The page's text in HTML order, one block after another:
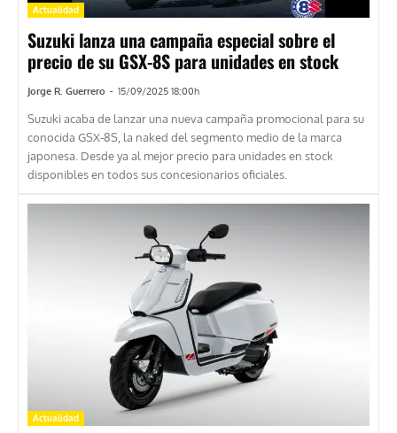
Actualidad
Suzuki lanza una campaña especial sobre el
precio de su GSX-8S para unidades en stock
Jorge R. Guerrero - 15/09/2025 18:00h
Suzuki acaba de lanzar una nueva campaña promocional para su
conocida GSX-8S, la naked del segmento medio de la marca
japonesa. Desde ya al mejor precio para unidades en stock
disponibles en todos sus concesionarios oficiales.
Actualidad